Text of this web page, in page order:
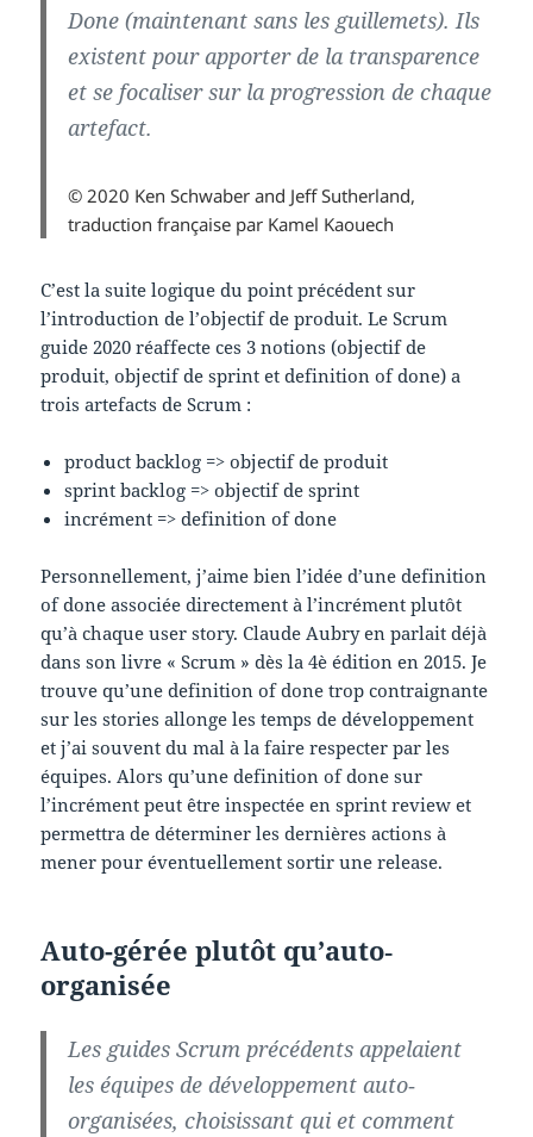
Done (maintenant sans les guillemets). Ils
existent pour apporter de la transparence
et se focaliser sur la progression de chaque
artefact.
© 2020 Ken Schwaber and Jeff Sutherland,
traduction française par Kamel Kaouech
C’est la suite logique du point précédent sur
l’introduction de l’objectif de produit. Le Scrum
guide 2020 réaffecte ces 3 notions (objectif de
produit, objectif de sprint et definition of done) a
trois artefacts de Scrum :
product backlog => objectif de produit
sprint backlog => objectif de sprint
incrément => definition of done
Personnellement, j’aime bien l’idée d’une definition
of done associée directement à l’incrément plutôt
qu’à chaque user story. Claude Aubry en parlait déjà
dans son livre « Scrum » dès la 4è édition en 2015. Je
trouve qu’une definition of done trop contraignante
sur les stories allonge les temps de développement
et j’ai souvent du mal à la faire respecter par les
équipes. Alors qu’une definition of done sur
l’incrément peut être inspectée en sprint review et
permettra de déterminer les dernières actions à
mener pour éventuellement sortir une release.
Auto-gérée plutôt qu’auto‐
organisée
Les guides Scrum précédents appelaient
les équipes de développement auto‐
organisées, choisissant qui et comment